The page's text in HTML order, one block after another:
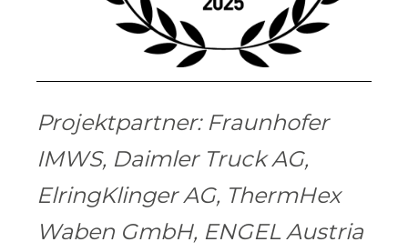
Projektpartner: Fraunhofer
IMWS, Daimler Truck AG,
ElringKlinger AG, ThermHex
Waben GmbH, ENGEL Austria